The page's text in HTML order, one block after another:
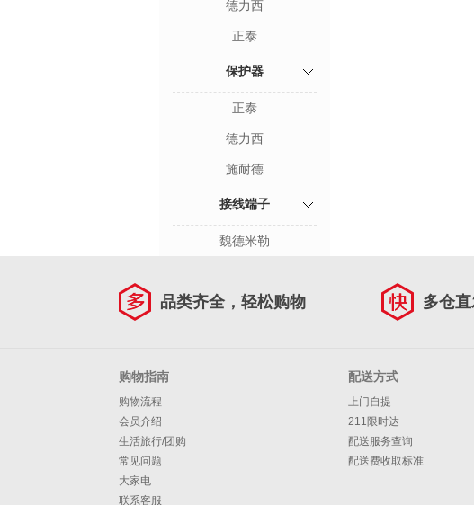
德力西
正泰
保护器
正泰
德力西
施耐德
接线端子
魏德米勒
品类齐全，轻松购物 多仓
购物指南
购物流程
会员介绍
生活旅行/团购
常见问题
大家电
联系客服
配送方式
上门自提
211限时达
配送服务查询
配送费收取标准